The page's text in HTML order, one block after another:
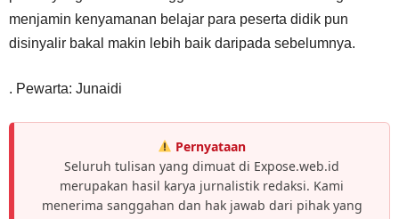
menjamin kenyamanan belajar para peserta didik pun
disinyalir bakal makin lebih baik daripada sebelumnya.
. Pewarta: Junaidi
Pernyataan
Seluruh tulisan yang dimuat di Expose.web.id
merupakan hasil karya jurnalistik redaksi. Kami
menerima sanggahan dan hak jawab dari pihak yang